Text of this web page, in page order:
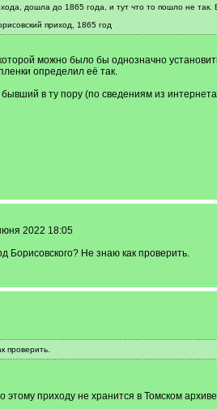
дошла до 1865 года, и тут что то пошло не
приход, 1865 год
можно было бы однозначно
определил её так.
в ту пору (по сведениям из
2022 18:05
Не знаю как проверить.
проверить.
этому приходу не хранится в Томском